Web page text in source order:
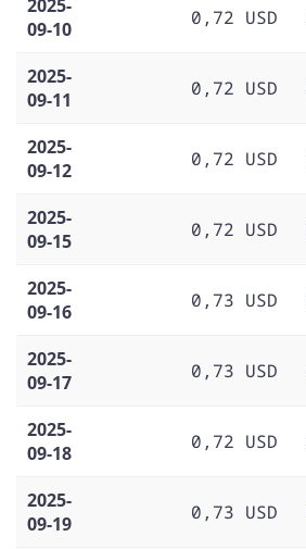
2025-
09-10
0,72 USD
2025-
09-11
0,72 USD
2025-
09-12
0,72 USD
2025-
09-15
0,72 USD
2025-
09-16
0,73 USD
2025-
09-17
0,73 USD
2025-
09-18
0,72 USD
2025-
09-19
0,73 USD